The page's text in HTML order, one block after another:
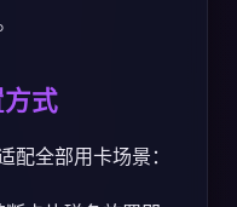
式
配全部用卡场景：